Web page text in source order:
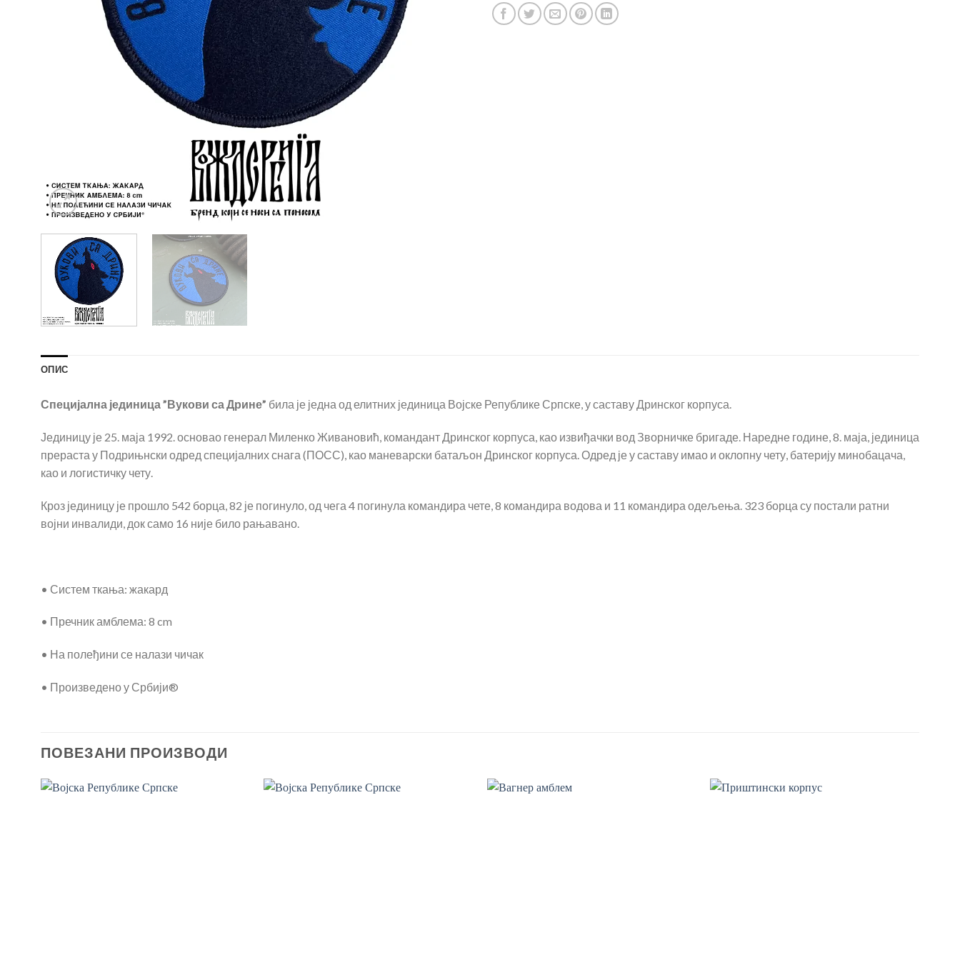
ОПИС
Специјална јединица ”Вукови са Дрине” била је једна од елитних јединица Војске Републике Српске, у саставу Дринског корпуса.
Јединицу је 25. маја 1992. основао генерал Миленко Живановић, командант Дринског корпуса, као извиђачки вод Зворничке бригаде. Наредне године, 8. маја, јединица
прераста у Подрињнски одред специјалних снага (ПОСС), као маневарски батаљон Дринског корпуса. Одред је у саставу имао и оклопну чету, батерију минобацача,
као и логистичку чету.
Кроз јединицу је прошло 542 борца, 82 је погинуло, од чега 4 погинула командира чете, 8 командира водова и 11 командира одељења. 323 борца су постали ратни
војни инвалиди, док само 16 није било рањавано.
• Систем ткања: жакард
• Пречник амблема: 8 cm
• На полеђини се налази чичак
• Произведено у Србији®
ПОВЕЗАНИ ПРОИЗВОДИ